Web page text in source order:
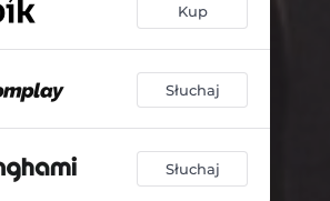
Kup
Słuchaj
Słuchaj